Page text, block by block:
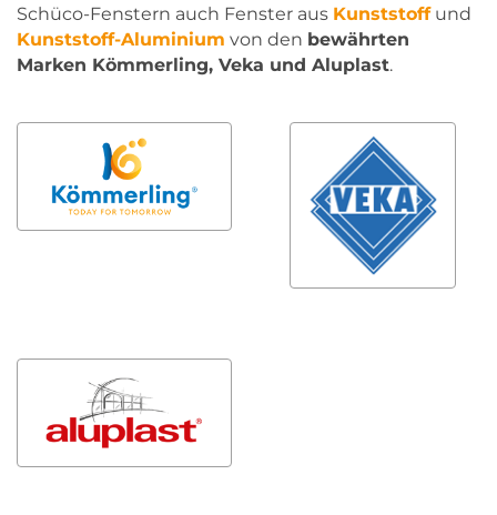
Schüco-Fenstern auch Fenster aus Kunststoffund
Kunststoff-Aluminium von den bewährten
Marken Kömmerling, Veka und Aluplast.